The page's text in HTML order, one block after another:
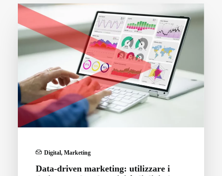
Digital, Marketing
Data-driven marketing: utilizzare i